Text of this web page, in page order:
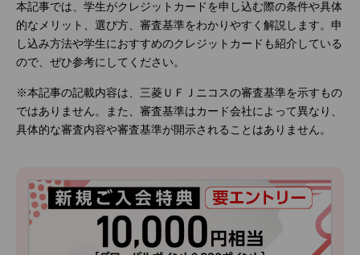
本記事では、学生がクレジットカードを申し込む際の条件や具体
的なメリット、選び方、審査基準をわかりやすく解説します。申
し込み方法や学生におすすめのクレジットカードも紹介している
ので、ぜひ参考にしてください。
※本記事の記載内容は、三菱ＵＦＪニコスの審査基準を示すもの
ではありません。また、審査基準はカード会社によって異なり、
具体的な審査内容や審査基準が開示されることはありません。